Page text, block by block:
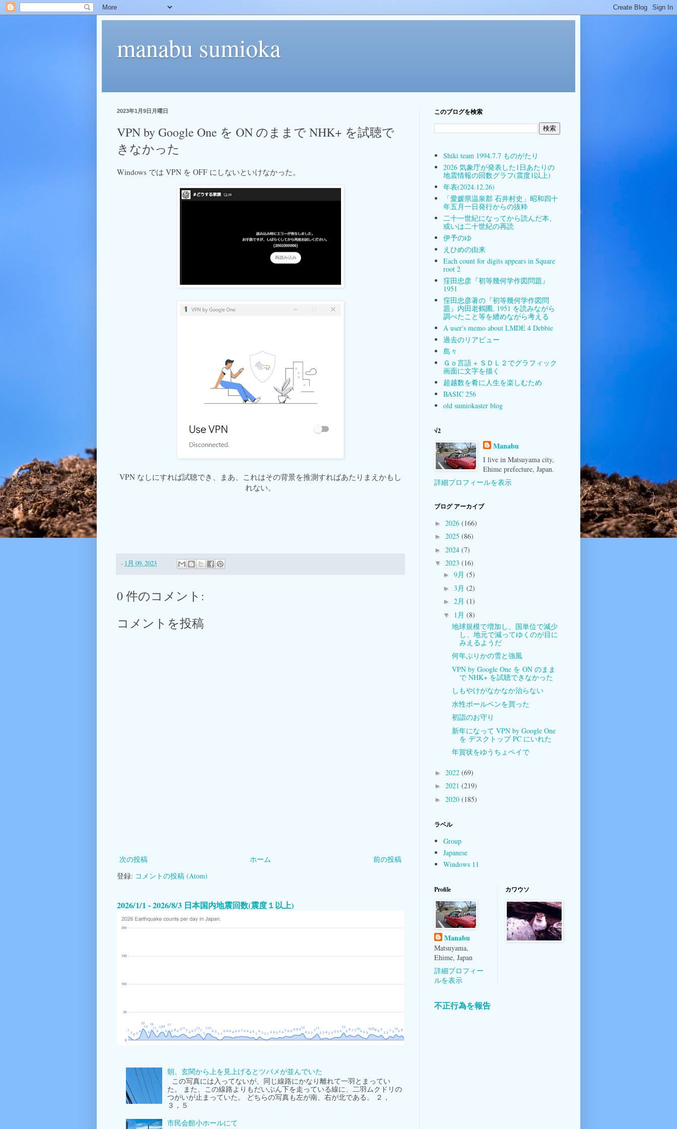
manabu sumioka
2023年1月9日月曜日
VPN by Google One を ON のままで NHK+ を試聴で
きなかった
Windows では VPN を OFF にしないといけなかった。
VPN なしにすれば試聴でき、まあ、これはその背景を推測すればあたりまえかもし
れない。
- 1月 09, 2023
0 件のコメント:
コメントを投稿
次の投稿 前の投稿
ホーム
登録: コメントの投稿 (Atom)
2026/1/1 - 2026/8/3 日本国内地震回数(震度１以上)
朝、玄関から上を見上げるとツバメが並んでいた
この写真には入ってないが、同じ線路にかなり離れて一羽とまってい
た。 また、この線路よりもだいぶん下を走っている線に、二羽ムクドリの
つがいが止まっていた。 どちらの写真も左が南、右が北である。 ２，
３，５
市民会館小ホールにて
このブログを検索
Shiki team 1994.7.7 ものがたり
2026 気象庁が発表した1日あたりの
地震情報の回数グラフ(震度1以上)
年表(2024.12.26)
「愛媛県温泉郡 石井村史」昭和四十
年五月一日発行からの抜粋
二十一世紀になってから読んだ本、
或いは二十世紀の再読
伊予のゆ
えひめの由来
Each count for digits appears in Square
root 2
窪田忠彦『初等幾何学作図問題』
1951
窪田忠彦著の『初等幾何学作図問
題』内田老鶴圃, 1951 を読みながら
調べたこと等を纏めながら考える
A user's memo about LMDE 4 Debbie
過去のリアビュー
島々
Ｇｏ言語 + ＳＤＬ２でグラフィック
画面に文字を描く
超越数を肴に人生を楽しむため
BASIC 256
old sumiokaster blog
√2
Manabu
I live in Matsuyama city,
Ehime prefecture, Japan.
詳細プロフィールを表示
ブログ アーカイブ
► 2026 (166)
► 2025 (86)
► 2024 (7)
▼ 2023 (16)
► 9月 (5)
► 3月 (2)
► 2月 (1)
▼ 1月 (8)
地球規模で増加し、国単位で減少
し、地元で減ってゆくのが目に
みえるようだ
何年ぶりかの雪と強風
VPN by Google One を ON のまま
で NHK+ を試聴できなかった
しもやけがなかなか治らない
水性ボールペンを買った
初詣のお守り
新年になって VPN by Google One
を デスクトップ PC にいれた
年賀状をゆうちょペイで
► 2022 (69)
► 2021 (219)
► 2020 (185)
ラベル
Group
Japanese
Windows 11
Profile
Manabu
Matsuyama,
Ehime, Japan
詳細プロフィー
ルを表示
カワウソ
不正行為を報告